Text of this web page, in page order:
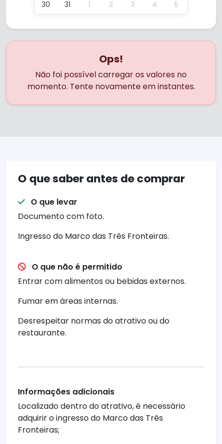
30
31 1 2 3 4 5
Ops!
Não foi possível carregar os valores no
momento. Tente novamente em instantes.
O que saber antes de comprar
O que levar
Documento com foto.
Ingresso do Marco das Três Fronteiras.
O que não é permitido
Entrar com alimentos ou bebidas externos.
Fumar em áreas internas.
Desrespeitar normas do atrativo ou do
restaurante.
Informações adicionais
Localizado dentro do atrativo, é necessário
adquirir o ingresso do Marco das Três
Fronteiras;